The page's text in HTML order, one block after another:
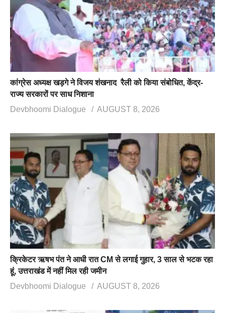
कांग्रेस अध्यक्ष खड़गे ने विजय शंखनाद रैली को किया संबोधित, केंद्र-
राज्य सरकारों पर साध निशाना
Devbhoomi Dialogue
AUGUST 8, 2026
क्रिकेटर ऋषभ पंत ने आधी रात CM से लगाई गुहार, 3 साल से भटक रहा
हूं, उत्तराखंड में नहीं मिल रही जमीन
Devbhoomi Dialogue
AUGUST 8, 2026